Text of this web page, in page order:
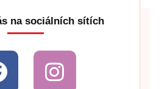
na sociálních sítích